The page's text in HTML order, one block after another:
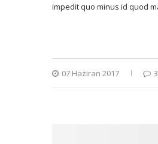
impedit quo minus id quod
07 Haziran 2017